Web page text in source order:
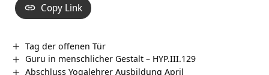
Copy Link
Tag der offenen Tür
Guru in menschlicher Gestalt – HYP.III.129
Abschluss Yogalehrer Ausbildung April